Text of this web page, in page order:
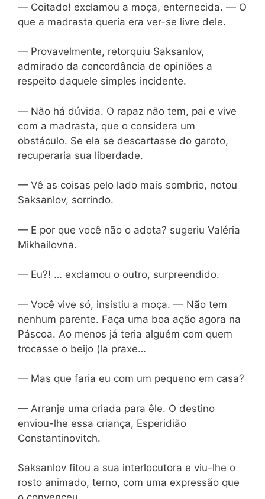
— Coitado! exclamou a moça, enternecida. — O
que a madrasta queria era ver-se livre dele.
— Provavelmente, retorquiu Saksanlov,
admirado da concordância de opiniões a
respeito daquele simples incidente.
— Não há dúvida. O rapaz não tem, pai e vive
com a madrasta, que o considera um
obstáculo. Se ela se descartasse do garoto,
recuperaria sua liberdade.
— Vê as coisas pelo lado mais sombrio, notou
Saksanlov, sorrindo.
— E por que você não o adota? sugeriu Valéria
Mikhailovna.
— Eu?! … exclamou o outro, surpreendido.
— Você vive só, insistiu a moça. — Não tem
nenhum parente. Faça uma boa ação agora na
Páscoa. Ao menos já teria alguém com quem
trocasse o beijo (la praxe…
— Mas que faria eu com um pequeno em casa?
— Arranje uma criada para êle. O destino
enviou-lhe essa criança, Esperidião
Constantinovitch.
Saksanlov fitou a sua interlocutora e viu-lhe o
rosto animado, terno, com uma expressão que